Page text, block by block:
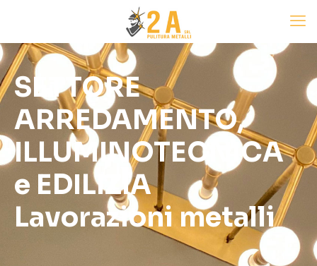
SETTORE
ARREDAMENTO,
ILLUMINOTECNICA
e EDILIZIA
Lavorazioni metalli